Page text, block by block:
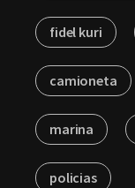
fidel kuri
camioneta
marina
policias